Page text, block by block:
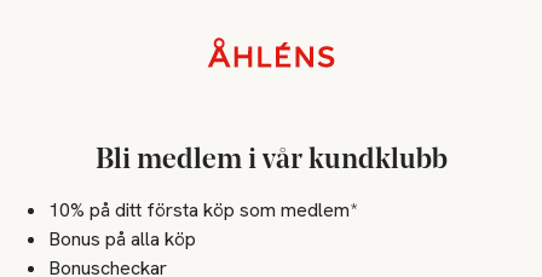
Bli medlem i vår kundklubb
10% på ditt första köp som medlem*
Bonus på alla köp
Bonuscheckar